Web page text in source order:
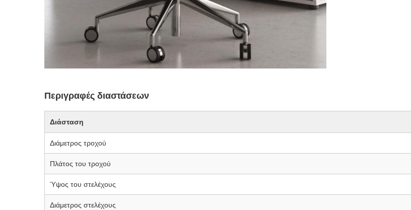
Περιγραφές διαστάσεων
Διάσταση
Διάμετρος τροχού
Πλάτος του τροχού
Ύψος του στελέχους
Διάμετρος στελέχους